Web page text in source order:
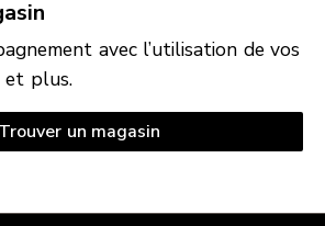
avec l’utilisation de vos
et plus.
Trouver un magasin